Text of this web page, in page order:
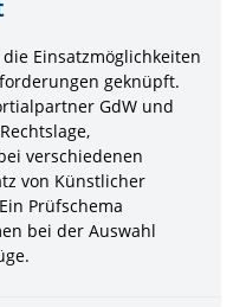
Einsatzmöglichkeiten
geknüpft.
GdW und
verschiedenen
von Künstlicher
Prüfschema
bei der Auswahl